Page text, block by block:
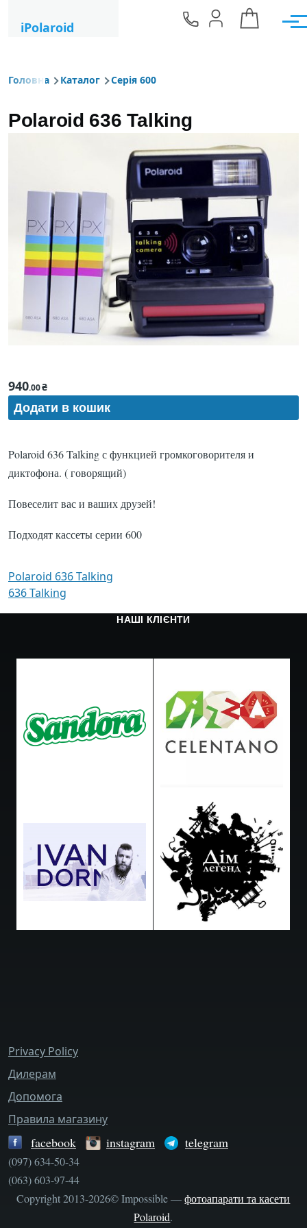
iPolaroid
Рядок навіґації
Головна Каталог Серія 600
Polaroid 636 Talking
940.00₴
Polaroid 636 Talking с функцией громкоговорителя и
диктофона. ( говорящий)
Повеселит вас и ваших друзей!
Подходят кассеты серии 600
Polaroid 636 Talking
636 Talking
НАШІ КЛІЄНТИ
bottom_menu
Privacy Policy
Дилерам
Допомога
Правила магазину
facebook instagram telegram
(097) 634-50-34
(063) 603-97-44
Copyright 2013-2026© Impossible —фотоапарати та касети
Polaroid.